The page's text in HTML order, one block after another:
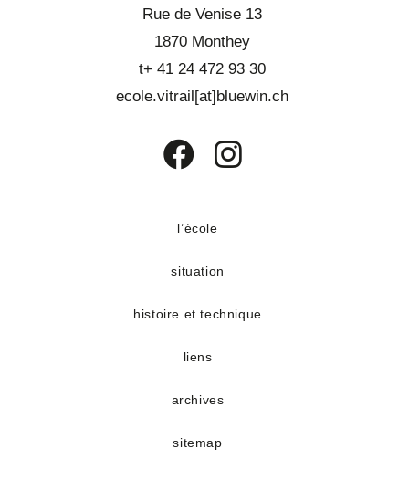
Rue de Venise 13
1870 Monthey
t+ 41 24 472 93 30
ecole.vitrail[at]bluewin.ch
un
onglet
l’école
situation
histoire et technique
liens
archives
sitemap